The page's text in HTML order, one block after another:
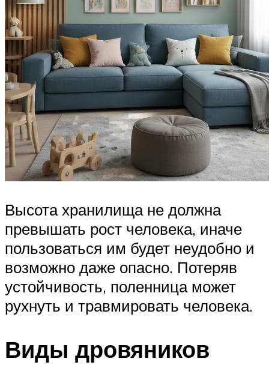
Высота хранилища не должна
превышать рост человека, иначе
пользоваться им будет неудобно и
возможно даже опасно. Потеряв
устойчивость, поленница может
рухнуть и травмировать человека.
Виды дровяников